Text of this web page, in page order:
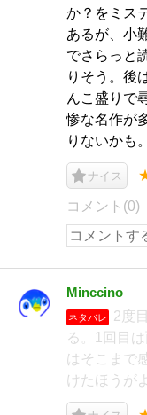
か？をミス
あるが、小
でさらっと
りそう。後
んこ盛りで
惨な名作が
りないかも。
ナイス
コメント(0)
Minccino
ネタバレ
2度
る。1回目
はそこまで
けたほうが